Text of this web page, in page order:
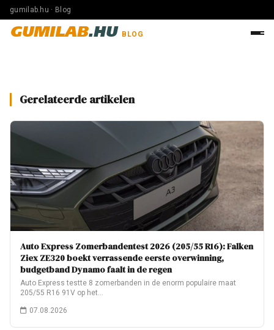
gumilab.hu · Blog
GUMILAB.HU BLOG
Gerelateerde artikelen
Auto Express Zomerbandentest 2026 (205/55 R16): Falken
Ziex ZE320 boekt verrassende eerste overwinning,
budgetband Dynamo faalt in de regen
Auto Express testte 8 zomerbanden in de enorm populaire maat
205/55 R16 91V op het…
07.08.2026